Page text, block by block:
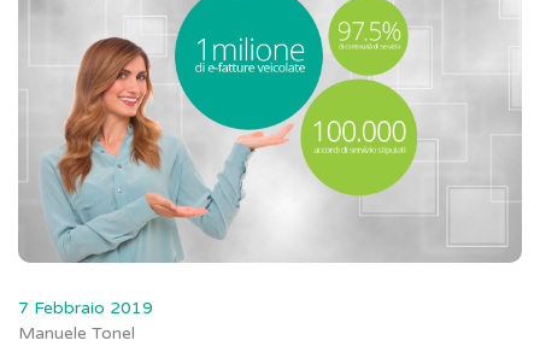
7 Febbraio 2019
Manuele Tonel